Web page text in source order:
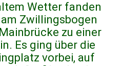
Wetter fanden
Zwillingsbogen
zu einer
Es ging über die
vorbei, auf